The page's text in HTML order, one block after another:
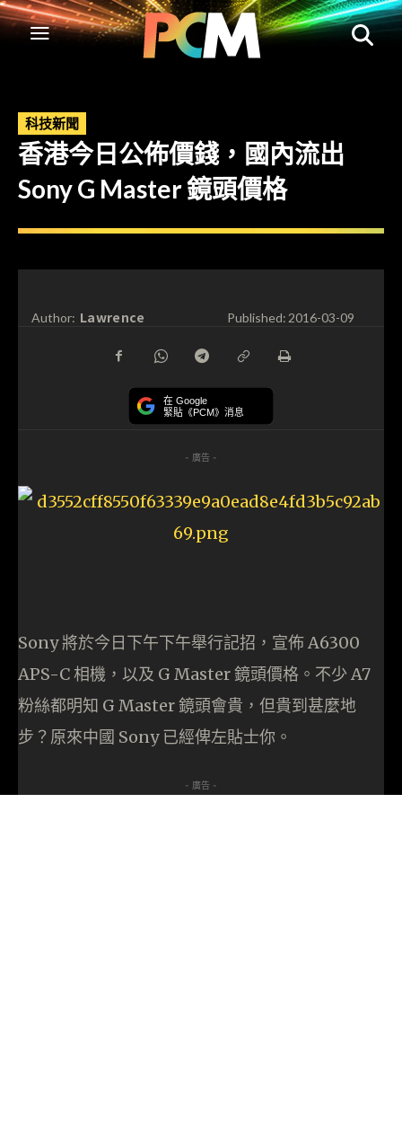
科技新聞
香港今日公佈價錢，國內流出
Sony G Master 鏡頭價格
Author: Lawrence Published:2016-03-09
在 Google
緊貼《PCM》消息
- 廣告 -
Sony 將於今日下午下午舉行記招，宣佈 A6300
APS-C 相機，以及 G Master 鏡頭價格。不少 A7
粉絲都明知 G Master 鏡頭會貴，但貴到甚麼地
步？原來中國 Sony 已經俾左貼士你。
- 廣告 -